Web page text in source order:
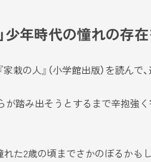
少年時代の憧れの存
栽の人』（小学館出版）を読ん
踏み出そうとするまで辛抱強
た2歳の頃までさかのぼるか